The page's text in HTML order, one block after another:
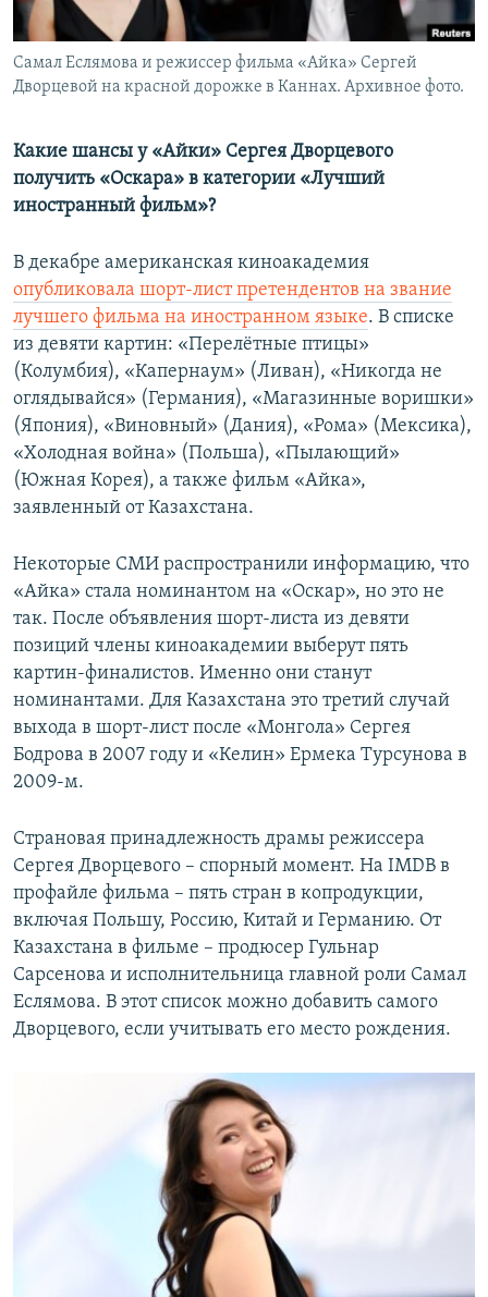
Самал Еслямова и режиссер фильма «Айка» Сергей
Дворцевой на красной дорожке в Каннах. Архивное фото.
Какие шансы у «Айки» Сергея Дворцевого
получить «Оскара» в категории «Лучший
иностранный фильм»?
В декабре американская киноакадемия
опубликовала шорт-лист претендентов на звание
лучшего фильма на иностранном языке. В списке
из девяти картин: «Перелётные птицы»
(Колумбия), «Капернаум» (Ливан), «Никогда не
оглядывайся» (Германия), «Магазинные воришки»
(Япония), «Виновный» (Дания), «Рома» (Мексика),
«Холодная война» (Польша), «Пылающий»
(Южная Корея), а также фильм «Айка»,
заявленный от Казахстана.
Некоторые СМИ распространили информацию, что
«Айка» стала номинантом на «Оскар», но это не
так. После объявления шорт-листа из девяти
позиций члены киноакадемии выберут пять
картин-финалистов. Именно они станут
номинантами. Для Казахстана это третий случай
выхода в шорт-лист после «Монгола» Сергея
Бодрова в 2007 году и «Келин» Ермека Турсунова в
2009-м.
Страновая принадлежность драмы режиссера
Сергея Дворцевого – спорный момент. На IMDB в
профайле фильма – пять стран в копродукции,
включая Польшу, Россию, Китай и Германию. От
Казахстана в фильме – продюсер Гульнар
Сарсенова и исполнительница главной роли Самал
Еслямова. В этот список можно добавить самого
Дворцевого, если учитывать его место рождения.